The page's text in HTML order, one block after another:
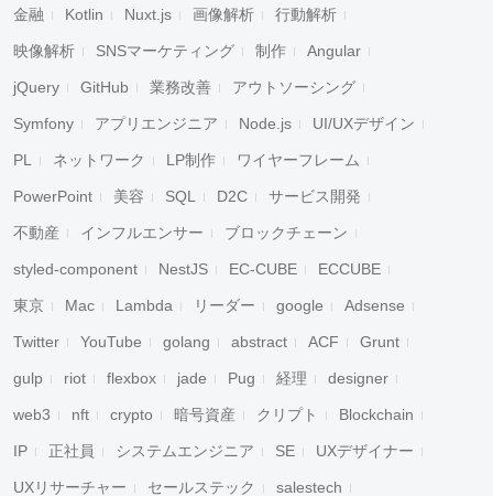
金融 Kotlin Nuxt.js 画像解析 行動解析
映像解析 SNSマーケティング 制作 Angular
jQuery GitHub 業務改善 アウトソーシング
Symfony アプリエンジニア Node.js UI/UXデザイン
PL ネットワーク LP制作 ワイヤーフレーム
PowerPoint 美容 SQL D2C サービス開発
不動産 インフルエンサー ブロックチェーン
styled-component NestJS EC-CUBE ECCUBE
東京 Mac Lambda リーダー google Adsense
Twitter YouTube golang abstract ACF Grunt
gulp riot flexbox jade Pug 経理 designer
web3 nft crypto 暗号資産 クリプト Blockchain
IP 正社員 システムエンジニア SE UXデザイナー
UXリサーチャー セールステック salestech